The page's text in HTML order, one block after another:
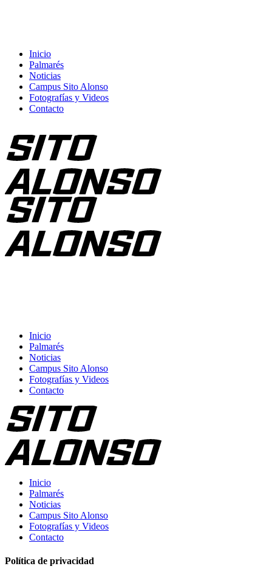
Inicio
Palmarés
Noticias
Campus Sito Alonso
Fotografías y Videos
Contacto
Inicio
Palmarés
Noticias
Campus Sito Alonso
Fotografías y Videos
Contacto
Inicio
Palmarés
Noticias
Campus Sito Alonso
Fotografías y Videos
Contacto
Política de privacidad